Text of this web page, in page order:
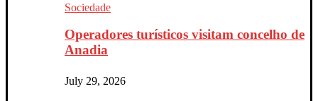
Sociedade
Operadores turísticos visitam concelho de
Anadia
July 29, 2026